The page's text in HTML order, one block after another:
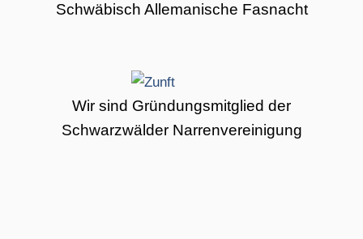
Schwäbisch Allemanische Fasnacht
Wir sind Gründungsmitglied der
Schwarzwälder Narrenvereinigung